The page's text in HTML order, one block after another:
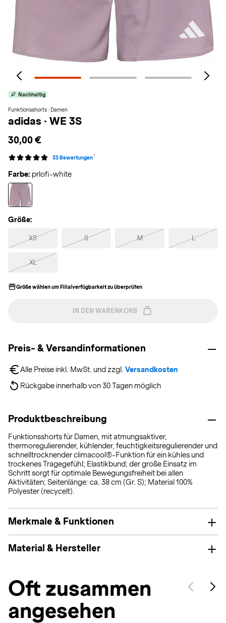
Nachhaltig
Funktionsshorts · Damen
adidas · WE 3S
30,00 €
33 Bewertungen 1
Farbe: prlofi-white
Größe:
XS S M L
XL
Größe wählen um Filialverfügbarkeit zu überprüfen
IN DEN WARENKORB
Preis- & Versandinformationen
Alle Preise inkl. MwSt. und zzgl. Versandkosten
Rückgabe innerhalb von 30 Tagen möglich
Produktbeschreibung
Funktionsshorts für Damen, mit atmungsaktiver,
thermoregulierender, kühlender, feuchtigkeitsregulierender und
schnelltrocknender climacool®-Funktion für ein kühles und
trockenes Tragegefühl; Elastikbund; der große Einsatz im
Schritt sorgt für optimale Bewegungsfreiheit bei allen
Aktivitäten; Seitenlänge: ca. 38 cm (Gr. S); Material 100%
Polyester (recycelt).
Merkmale & Funktionen
Material & Hersteller
Oft zusammen
angesehen